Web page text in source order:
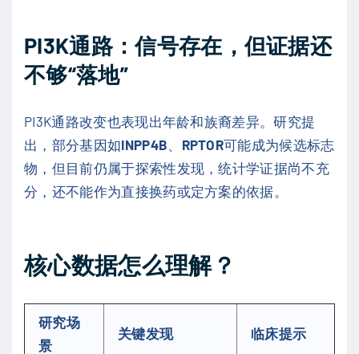
PI3K通路：信号存在，但证据还
不够“落地”
PI3K通路改变也表现出年龄和族裔差异。研究提
出，部分基因如INPP4B、 RPTOR可能成为候选标志
物，但目前仍属于探索性发现，统计学证据尚不充
分，还不能作为直接换药或定方案的依据。
核心数据怎么理解？
研究场
景
关键发现 临床提示